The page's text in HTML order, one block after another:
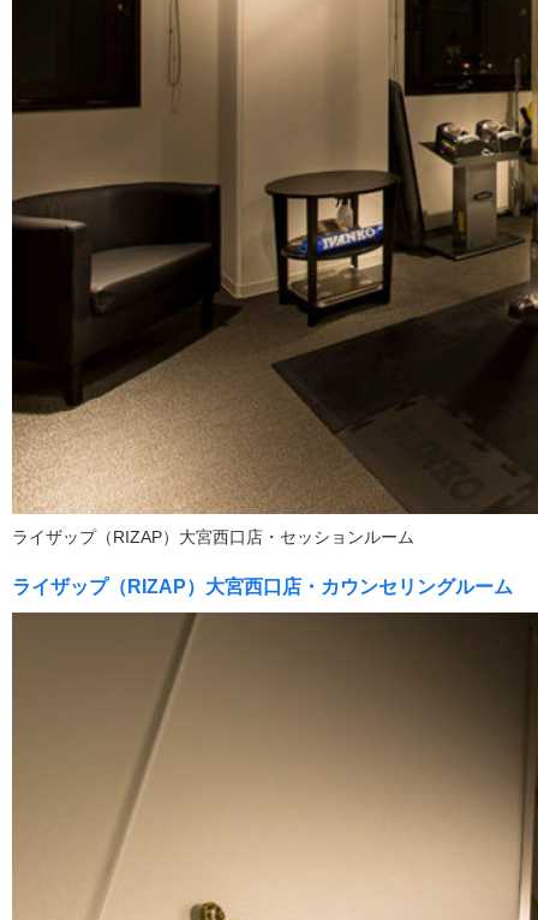
ライザップ（RIZAP）大宮西口店・セッションルーム
ライザップ（RIZAP）大宮西口店・カウンセリングルーム